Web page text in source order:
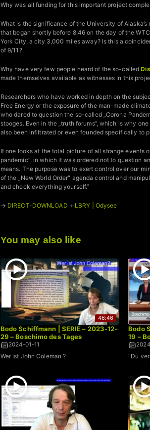
Why was all funding for this important project
What is the significance of the University of
that began shortly before 8:46 on the day of the
York City, a city 3,000 miles away? Is this a
of 9/11?
Why have very few people heard of the so-called
made themselves available as witnesses in this
Researchers who have worked in depth on the
Free Energy or the exposure of the man-made
who dared to question the so-called „Corona
stooges. Even in the „truth forums“, which is why
also been infiltrated or even founded specifically to
If one looks at the total picture of all strange events
pandemic“, in which it was ordered not to question
means. The purpose was to exert control over our
of the „New World Order“ agenda control and
and check everything yourself.”
→ DIRECT-DOWNLOAD + LBRY | Odysee
You may also like
46:46
Bodo Schiffmann | SERIE – 2023-12-
29 – Boschimo des Tages
2024-01-11
Wer ist John Coleman ?
Bodo
19 –
"Du